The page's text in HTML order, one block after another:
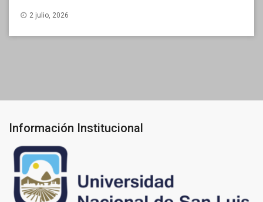
2 julio, 2026
Información Institucional